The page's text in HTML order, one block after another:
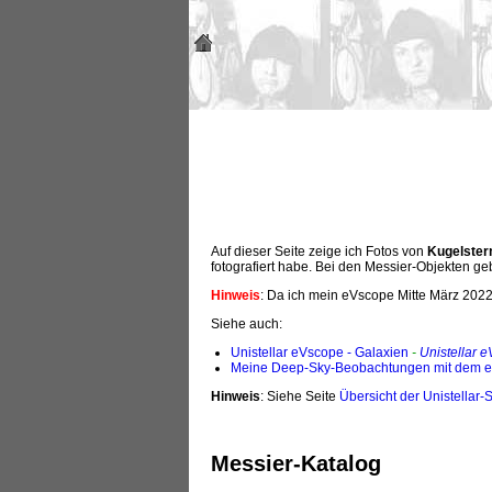
Auf dieser Seite zeige ich Fotos von
fotografiert habe. Bei den Messier-Objekten
Hinweis: Da ich mein eVscope Mitte März
Siehe auch:
Unistellar eVscope - Galaxien - Unistellar
Meine Deep-Sky-Beobachtungen mit dem
Hinweis: Siehe Seite Übersicht der Unistellar-
Messier-Katalog